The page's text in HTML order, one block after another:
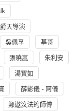
天導演
吳佩孚 基哥
張曉嵐 朱利安
湯寳如
薛影儀 - 阿儀
鄭遨汶法筠師傅